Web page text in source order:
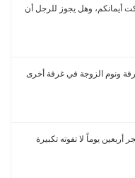
أيمانكم، وهل يجوز للرجل أن
ونوم الزوجة في غرفة أخرى
يوماً لا تفوته تكبيرة